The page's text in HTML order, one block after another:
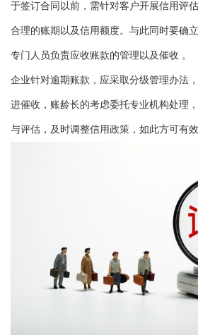
于签订合同以前，需针对客户开展信用评
合理的账期以及信用额度。与此同时要确
专门人员负责应收账款的管理以及催收 。
企业针对逾期账款，应采取分级管理办法
进催收，账龄长的考虑委托专业机构处理
与评估，及时调整信用政策，如此方可有效